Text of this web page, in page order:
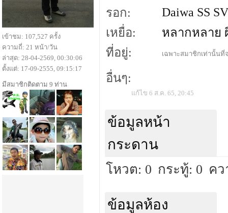
รอก:
Daiwa SS SV
เหยื่อ:
หลากหลาย
ที่อยู่:
เฉพาะสมาชิกเท่านั้นที่
อื่นๆ:
แก้ไข 6 ส.ค. 65, 20:45
ข้อมูลหน้า
กระดาน
โหวต: 0 กระทู้: 0 ค
ข้อมูลห้อง
เข้าชม: 107,527 ครั้ง
ความถี่: 21 หน้า/วัน
ล่าสุด: 28-04-2569, 00:30:06
ตั้งแต่: 17-09-2555, 09:15:17
มีสมาชิกติดตาม 9 ท่าน